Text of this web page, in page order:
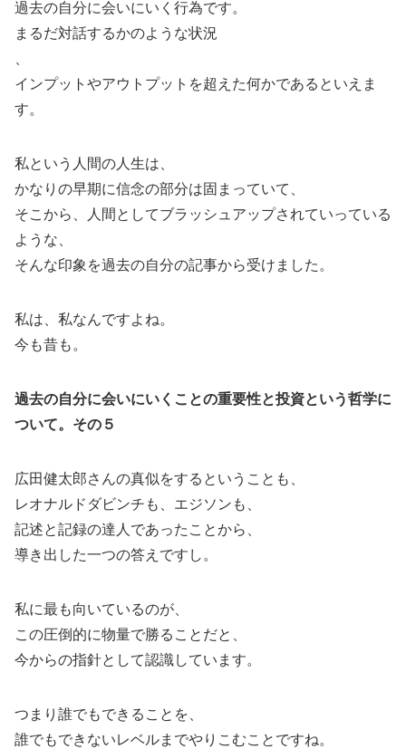
過去の自分に会いにいく行為です。
まるだ対話するかのような状況
インプットやアウトプットを超えた何かであるといえま
す。
私という人間の人生は、
かなりの早期に信念の部分は固まっていて、
そこから、人間としてブラッシュアップされていっている
ような、
そんな印象を過去の自分の記事から受けました。
私は、私なんですよね。
今も昔も。
過去の自分に会いにいくことの重要性と投資という哲学に
ついて。その５
広田健太郎さんの真似をするということも、
レオナルドダビンチも、エジソンも、
記述と記録の達人であったことから、
導き出した一つの答えですし。
私に最も向いているのが、
この圧倒的に物量で勝ることだと、
今からの指針として認識しています。
つまり誰でもできることを、
誰でもできないレベルまでやりこむことですね。